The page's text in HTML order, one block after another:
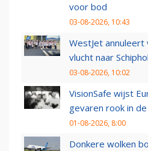
voor bod
03-08-2026, 10:43
WestJet
vlucht naar Schiphol
03-08-2026, 10:02
VisionSafe wijst
gevaren rook in
01-08-2026, 8:00
Donkere wolken